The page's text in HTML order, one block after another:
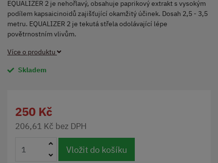
EQUALIZER 2 je nehořlavý, obsahuje paprikový extrakt s vysokým
podílem kapsaicinoidů zajišťující okamžitý účinek. Dosah 2,5 - 3,5
metru. EQUALIZER 2 je tekutá střela odolávající lépe
povětrnostním vlivům.
Více o produktu
Skladem
250 Kč
206,61 Kč bez DPH
Vložit do košíku